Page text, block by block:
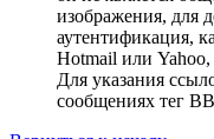
изображения, для
аутентификация,
Hotmail или
Для указания
сообщениях тег